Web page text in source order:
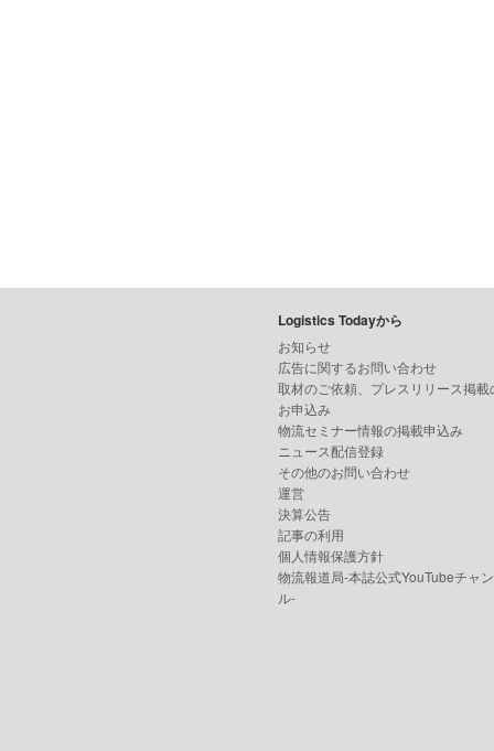
Logistics Todayから
お知らせ
広告に関するお問い合わせ
取材のご依頼、プレスリリース掲載
お申込み
物流セミナー情報の掲載申込み
ニュース配信登録
その他のお問い合わせ
運営
決算公告
記事の利用
個人情報保護方針
物流報道局-本誌公式YouTubeチャ
ル-